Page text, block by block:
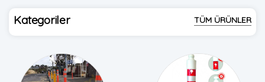
Kategoriler TÜM ÜRÜNLER